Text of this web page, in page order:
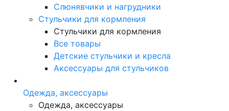
Слюнявчики и нагрудники
Стульчики для кормления
Стульчики для кормления
Все товары
Детские стульчики и кресла
Аксессуары для стульчиков
Одежда, аксессуары
Одежда, аксессуары